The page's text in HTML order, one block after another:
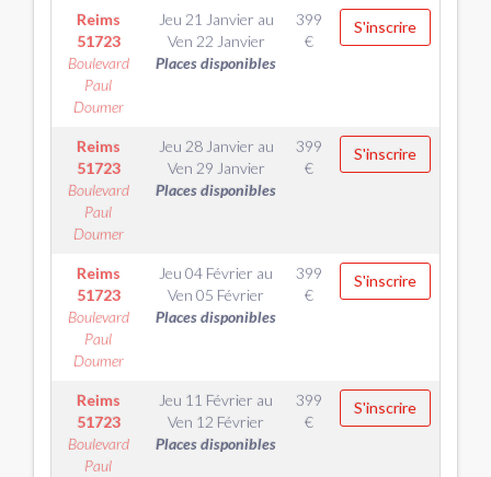
Reims
51723
Boulevard
Paul
Doumer
Jeu 21 Janvier au
Ven 22 Janvier
Places disponibles
399
€
S'inscrire
Reims
51723
Boulevard
Paul
Doumer
Jeu 28 Janvier au
Ven 29 Janvier
Places disponibles
399
€
S'inscrire
Reims
51723
Boulevard
Paul
Doumer
Jeu 04 Février au
Ven 05 Février
Places disponibles
399
€
S'inscrire
Reims
51723
Boulevard
Paul
Jeu 11 Février au
Ven 12 Février
Places disponibles
399
€
S'inscrire